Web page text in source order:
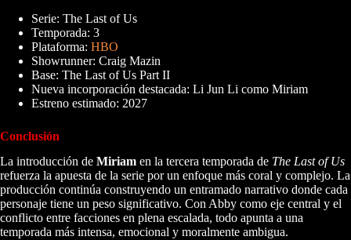
Serie: The Last of Us
Temporada: 3
Plataforma: HBO
Showrunner: Craig Mazin
Base: The Last of Us Part II
Nueva incorporación destacada: Li Jun Li como Miriam
Estreno estimado: 2027
Conclusión
La introducción de Miriam en la tercera temporada de The Last of Us
refuerza la apuesta de la serie por un enfoque más coral y complejo. La
producción continúa construyendo un entramado narrativo donde cada
personaje tiene un peso significativo. Con Abby como eje central y el
conflicto entre facciones en plena escalada, todo apunta a una
temporada más intensa, emocional y moralmente ambigua.